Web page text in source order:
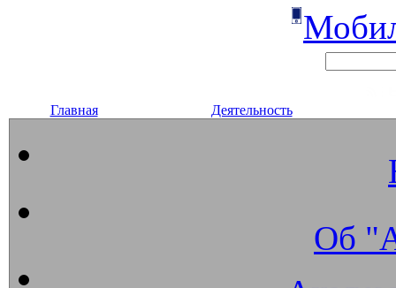
Главная Деятельность
Об